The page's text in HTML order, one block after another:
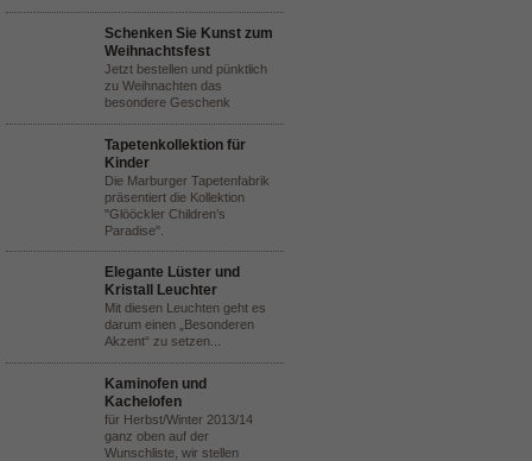
Schenken Sie Kunst zum
Weihnachtsfest
Jetzt bestellen und pünktlich
zu Weihnachten das
besondere Geschenk
Tapetenkollektion für
Kinder
Die Marburger Tapetenfabrik
präsentiert die Kollektion
"Glööckler Children’s
Paradise".
Elegante Lüster und
Kristall Leuchter
Mit diesen Leuchten geht es
darum einen „Besonderen
Akzent“ zu setzen...
Kaminofen und
Kachelofen
für Herbst/Winter 2013/14
ganz oben auf der
Wunschliste, wir stellen